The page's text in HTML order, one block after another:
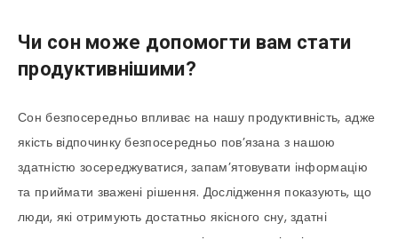
Чи сон може допомогти вам стати
продуктивнішими?
Сон безпосередньо впливає на нашу продуктивність, адже
якість відпочинку безпосередньо пов’язана з нашою
здатністю зосереджуватися, запам’ятовувати інформацію
та приймати зважені рішення. Дослідження показують, що
люди, які отримують достатньо якісного сну, здатні